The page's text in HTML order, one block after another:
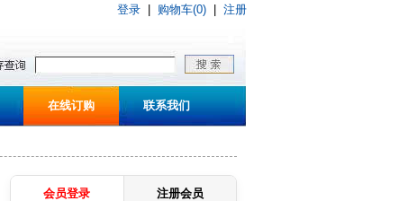
登录 购物车(0) 注册
在线订购 联系我们
会员登录 注册会员